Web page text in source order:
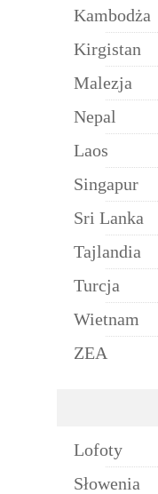
Kambodża
Kirgistan
Malezja
Nepal
Laos
Singapur
Sri Lanka
Tajlandia
Turcja
Wietnam
ZEA
Lofoty
Słowenia